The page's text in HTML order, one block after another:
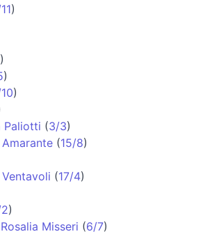
)
)
)
)
Paliotti (3/3)
(15/8)
(17/4)
)
Rosalia Misseri (6/7)